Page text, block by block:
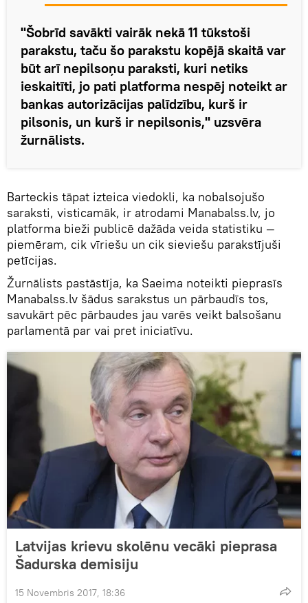
"Šobrīd savākti vairāk nekā 11 tūkstoši
parakstu, taču šo parakstu kopējā skaitā var
būt arī nepilsoņu paraksti, kuri netiks
ieskaitīti, jo pati platforma nespēj noteikt ar
bankas autorizācijas palīdzību, kurš ir
pilsonis, un kurš ir nepilsonis," uzsvēra
žurnālists.
Barteckis tāpat izteica viedokli, ka nobalsojušo
saraksti, visticamāk, ir atrodami Manabalss.lv, jo
platforma bieži publicē dažāda veida statistiku —
piemēram, cik vīriešu un cik sieviešu parakstījuši
petīcijas.
Žurnālists pastāstīja, ka Saeima noteikti pieprasīs
Manabalss.lv šādus sarakstus un pārbaudīs tos,
savukārt pēc pārbaudes jau varēs veikt balsošanu
parlamentā par vai pret iniciatīvu.
Latvijas krievu skolēnu vecāki pieprasa
Šadurska demisiju
15 Novembris 2017, 18:36